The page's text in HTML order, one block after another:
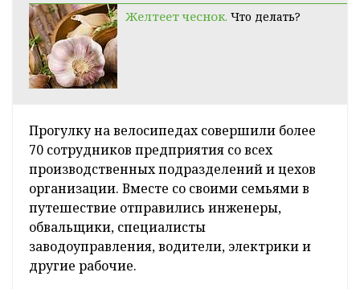
Желтеет чеснок. Что делать?
Прогулку на велосипедах совершили более
70 сотрудников предприятия со всех
производственных подразделений и цехов
организации. Вместе со своими семьями в
путешествие отправились инженеры,
обвальщики, специалисты
заводоуправления, водители, электрики и
другие рабочие.